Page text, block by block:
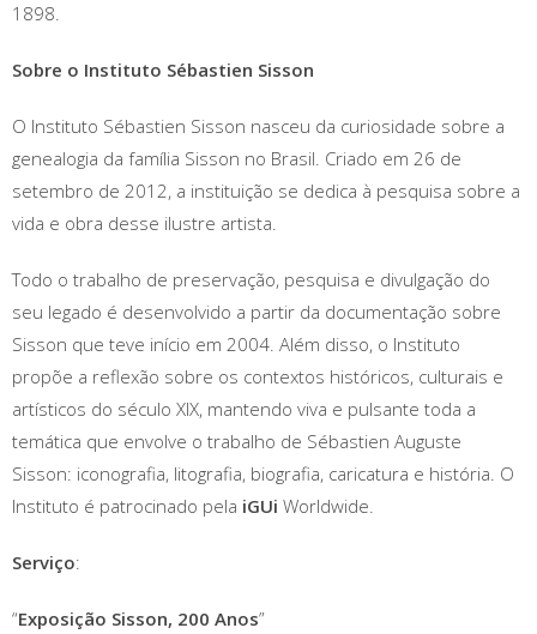
1898.
Sobre o Instituto Sébastien Sisson
O Instituto Sébastien Sisson nasceu da curiosidade sobre a
genealogia da família Sisson no Brasil. Criado em 26 de
setembro de 2012, a instituição se dedica à pesquisa sobre a
vida e obra desse ilustre artista.
Todo o trabalho de preservação, pesquisa e divulgação do
seu legado é desenvolvido a partir da documentação sobre
Sisson que teve início em 2004. Além disso, o Instituto
propõe a reflexão sobre os contextos históricos, culturais e
artísticos do século XIX, mantendo viva e pulsante toda a
temática que envolve o trabalho de Sébastien Auguste
Sisson: iconografia, litografia, biografia, caricatura e história. O
Instituto é patrocinado pela iGUi Worldwide.
Serviço:
“Exposição Sisson, 200 Anos”